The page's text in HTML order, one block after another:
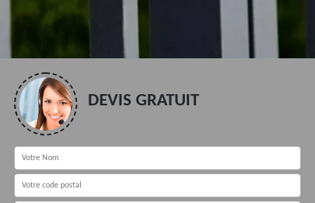
DEVIS GRATUIT